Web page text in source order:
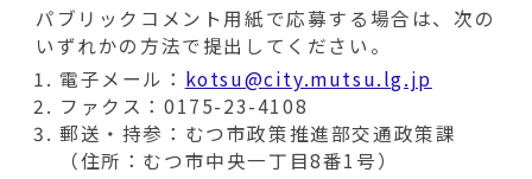
パブリックコメント用紙で応募する場合は、次の
いずれかの方法で提出してください。
電子メール： kotsu@city.mutsu.lg.jp
ファクス：0175-23-4108
郵送・持参：むつ市政策推進部交通政策課
（住所：むつ市中央一丁目8番1号）